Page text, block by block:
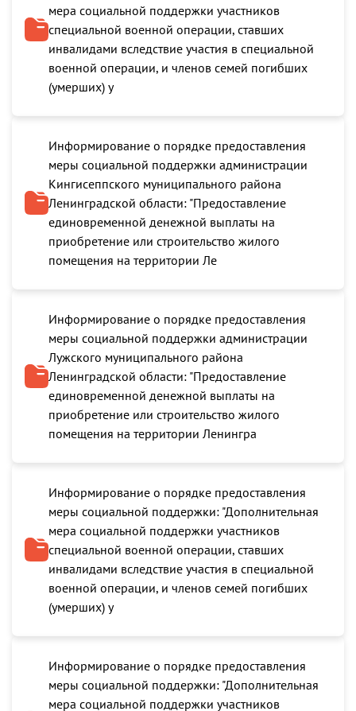
мера социальной поддержки участников
специальной военной операции, ставших
инвалидами вследствие участия в специальной
военной операции, и членов семей погибших
(умерших) у
Информирование о порядке предоставления
меры социальной поддержки администрации
Кингисеппского муниципального района
Ленинградской области: "Предоставление
единовременной денежной выплаты на
приобретение или строительство жилого
помещения на территории Ле
Информирование о порядке предоставления
меры социальной поддержки администрации
Лужского муниципального района
Ленинградской области: "Предоставление
единовременной денежной выплаты на
приобретение или строительство жилого
помещения на территории Ленингра
Информирование о порядке предоставления
меры социальной поддержки: "Дополнительная
мера социальной поддержки участников
специальной военной операции, ставших
инвалидами вследствие участия в специальной
военной операции, и членов семей погибших
(умерших) у
Информирование о порядке предоставления
меры социальной поддержки: "Дополнительная
мера социальной поддержки участников